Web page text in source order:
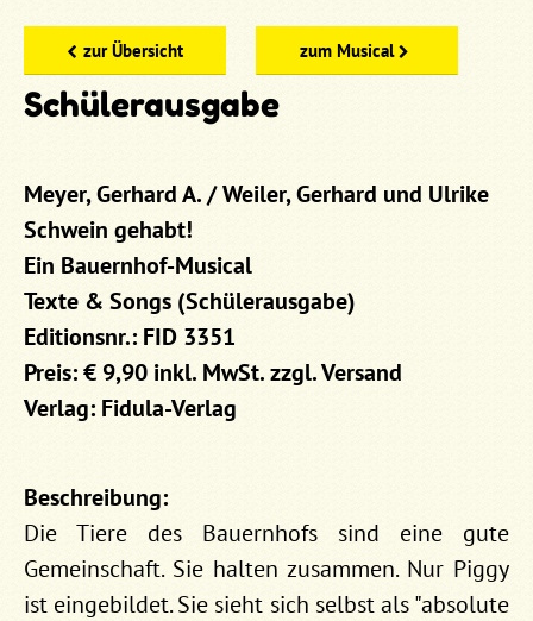
zur Übersicht zum Musical
Schülerausgabe
Meyer, Gerhard A. / Weiler, Gerhard und Ulrike
Schwein gehabt!
Ein Bauernhof-Musical
Texte & Songs (Schülerausgabe)
Editionsnr.: FID 3351
Preis: € 9,90 inkl. MwSt. zzgl. Versand
Verlag: Fidula-Verlag
Beschreibung:
Die Tiere des Bauernhofs sind eine gute
Gemeinschaft. Sie halten zusammen. Nur Piggy
ist eingebildet. Sie sieht sich selbst als "absolute